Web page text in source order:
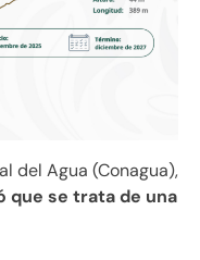
del Agua (Conagua),
que se trata de una